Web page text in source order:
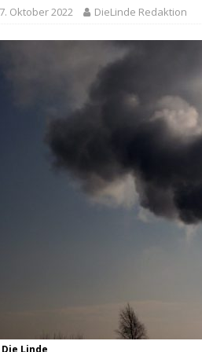
Oktober 2022 DieLinde Redaktion
Linde